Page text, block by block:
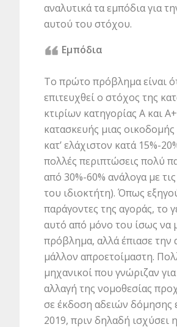
αναλυτικά τα εμπόδια για
αυτού του στόχου.
Εμπόδια
Το πρώτο πρόβλημα είναι
επιτευχθεί ο στόχος της
κτιρίων κατηγορίας Α και
κατασκευής μιας οικοδομής
κατ’ ελάχιστον κατά 15%-
πολλές περιπτώσεις πολύ
από 30%-60% ανάλογα με
του ιδιοκτήτη). Όπως
παράγοντες της αγοράς, το
αυτό από μόνο του ίσως να
πρόβλημα, αλλά έπιασε την
μάλλον απροετοίμαστη.
μηχανικοί που γνώριζαν
αλλαγή της νομοθεσίας
σε έκδοση αδειών δόμησης
2019, πριν δηλαδή ισχύσει